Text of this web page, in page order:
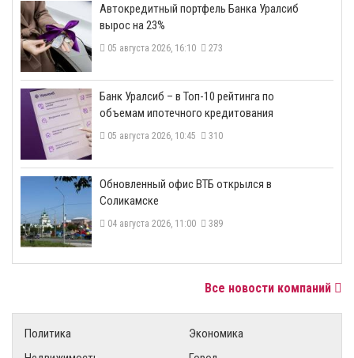
​Автокредитный портфель Банка Уралсиб
вырос на 23%
05 августа 2026, 16:10 273
​Банк Уралсиб – в Топ-10 рейтинга по
объемам ипотечного кредитования
05 августа 2026, 10:45 310
​Обновленный офис ВТБ открылся в
Соликамске
04 августа 2026, 11:00 389
Все новости компаний
Политика
Экономика